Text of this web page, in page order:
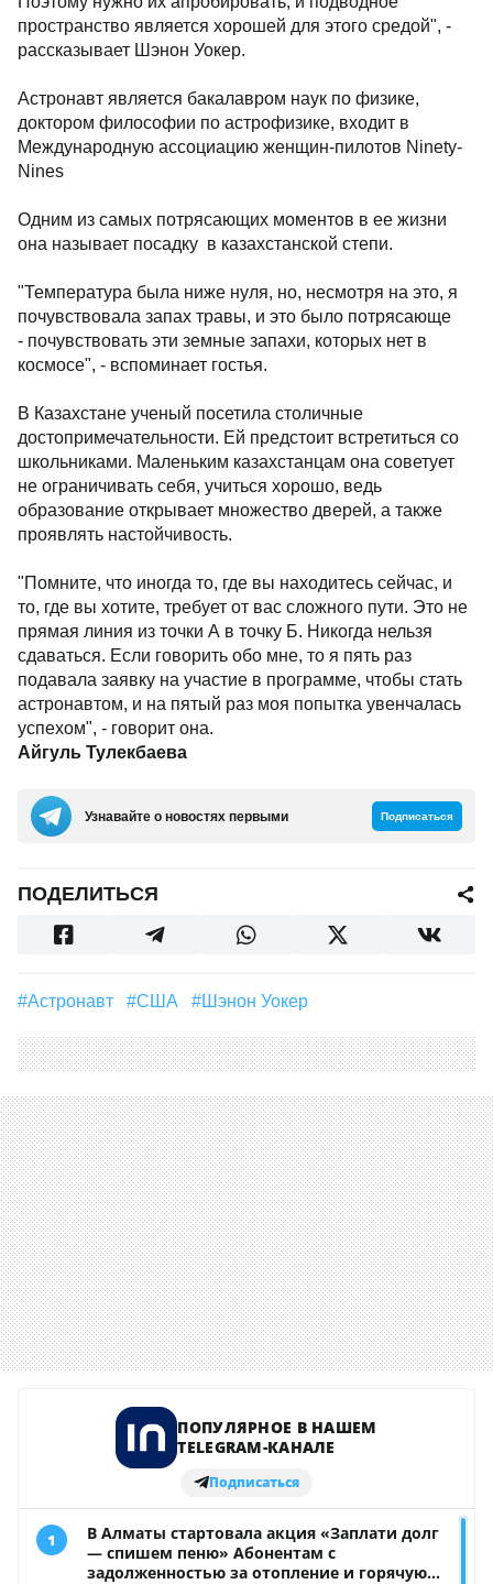
пространство является хорошей для этого средой", -
рассказывает Шэнон Уокер.
Астронавт является бакалавром наук по физике,
доктором философии по астрофизике, входит в
Международную ассоциацию женщин-пилотов Ninety-
Nines
Одним из самых потрясающих моментов в ее жизни
она называет посадку в казахстанской степи.
"Температура была ниже нуля, но, несмотря на это, я
почувствовала запах травы, и это было потрясающе
- почувствовать эти земные запахи, которых нет в
космосе", - вспоминает гостья.
В Казахстане ученый посетила столичные
достопримечательности. Ей предстоит встретиться со
школьниками. Маленьким казахстанцам она советует
не ограничивать себя, учиться хорошо, ведь
образование открывает множество дверей, а также
проявлять настойчивость.
"Помните, что иногда то, где вы находитесь сейчас, и
то, где вы хотите, требует от вас сложного пути. Это не
прямая линия из точки А в точку Б. Никогда нельзя
сдаваться. Если говорить обо мне, то я пять раз
подавала заявку на участие в программе, чтобы стать
астронавтом, и на пятый раз моя попытка увенчалась
успехом", - говорит она.
Айгуль Тулекбаева
Узнавайте о новостях первыми Подписаться
ПОДЕЛИТЬСЯ
#Астронавт #США #Шэнон Уокер